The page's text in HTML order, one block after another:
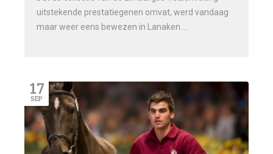
uitstekende prestatiegenen omvat, werd vandaag
maar weer eens bewezen in Lanaken….
17
SEP